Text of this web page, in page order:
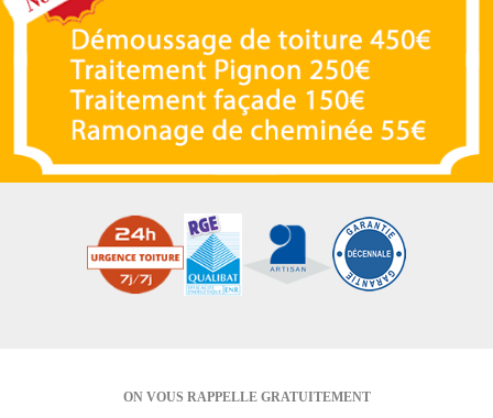
ON VOUS RAPPELLE GRATUITEMENT